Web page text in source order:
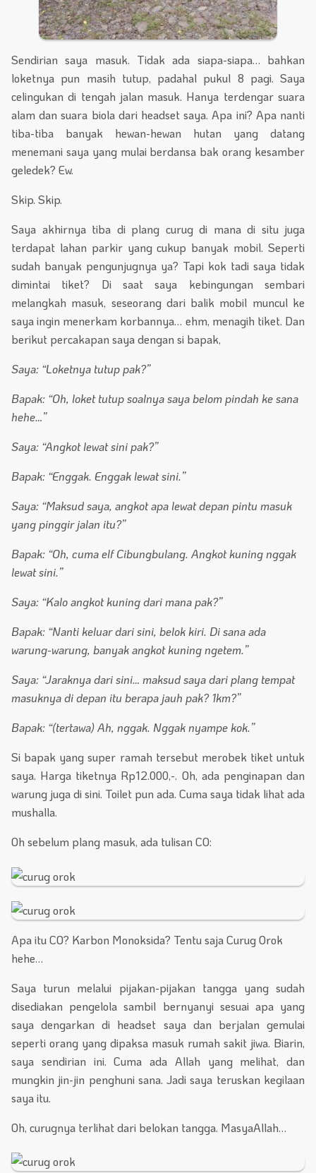
Sendirian saya masuk. Tidak ada siapa-siapa… bahkan
loketnya pun masih tutup, padahal pukul 8 pagi. Saya
celingukan di tengah jalan masuk. Hanya terdengar suara
alam dan suara biola dari headset saya. Apa ini? Apa nanti
tiba-tiba banyak hewan-hewan hutan yang datang
menemani saya yang mulai berdansa bak orang kesamber
geledek? Ew.
Skip. Skip.
Saya akhirnya tiba di plang curug di mana di situ juga
terdapat lahan parkir yang cukup banyak mobil. Seperti
sudah banyak pengunjugnya ya? Tapi kok tadi saya tidak
dimintai tiket? Di saat saya kebingungan sembari
melangkah masuk, seseorang dari balik mobil muncul ke
saya ingin menerkam korbannya… ehm, menagih tiket. Dan
berikut percakapan saya dengan si bapak,
Saya: “Loketnya tutup pak?”
Bapak: “Oh, loket tutup soalnya saya belom pindah ke sana
hehe…”
Saya: “Angkot lewat sini pak?”
Bapak: “Enggak. Enggak lewat sini.”
Saya: “Maksud saya, angkot apa lewat depan pintu masuk
yang pinggir jalan itu?”
Bapak: “Oh, cuma elf Cibungbulang. Angkot kuning nggak
lewat sini.”
Saya: “Kalo angkot kuning dari mana pak?”
Bapak: “Nanti keluar dari sini, belok kiri. Di sana ada
warung-warung, banyak angkot kuning ngetem.”
Saya: “Jaraknya dari sini… maksud saya dari plang tempat
masuknya di depan itu berapa jauh pak? 1km?”
Bapak: “(tertawa) Ah, nggak. Nggak nyampe kok.”
Si bapak yang super ramah tersebut merobek tiket untuk
saya. Harga tiketnya Rp12.000,-. Oh, ada penginapan dan
warung juga di sini. Toilet pun ada. Cuma saya tidak lihat ada
mushalla.
Oh sebelum plang masuk, ada tulisan CO:
Apa itu CO? Karbon Monoksida? Tentu saja Curug Orok
hehe…
Saya turun melalui pijakan-pijakan tangga yang sudah
disediakan pengelola sambil bernyanyi sesuai apa yang
saya dengarkan di headset saya dan berjalan gemulai
seperti orang yang dipaksa masuk rumah sakit jiwa. Biarin,
saya sendirian ini. Cuma ada Allah yang melihat, dan
mungkin jin-jin penghuni sana. Jadi saya teruskan kegilaan
saya itu.
Oh, curugnya terlihat dari belokan tangga. MasyaAllah…